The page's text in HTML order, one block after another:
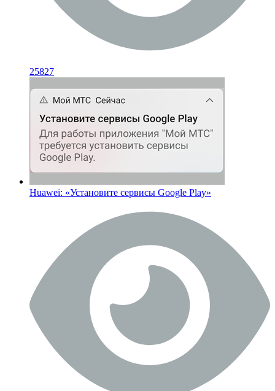
25827
Huawei: «Установите сервисы Google Play»